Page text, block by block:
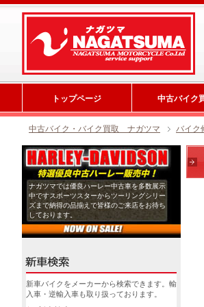
トップページ 中古バイク
中古バイク・バイク買取 ナガツマ バイク
ナガツマでは優良ハーレー中古車を多数展示
中ですスポーツスターからツーリングシリー
ズまで納得の品揃えで皆様のご来店をお待ち
しております。
新車バイクをメーカーから検索できます。輸
入車・逆輸入車も取り扱っております。